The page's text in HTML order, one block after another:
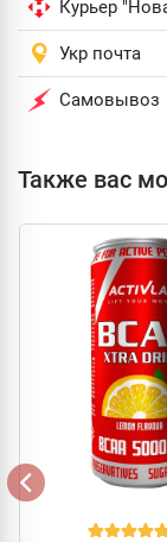
Курьер
Укр почта
Самовывоз
Также вас